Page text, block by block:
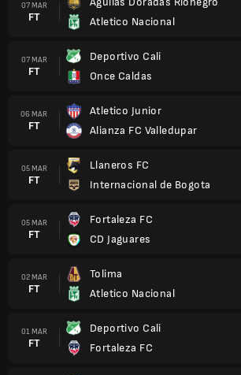
07 MAR
FT
Atletico Nacional
07 MAR
FT
Deportivo Cali
Once Caldas
06 MAR
FT
Atletico Junior
Alianza FC Valledupar
05 MAR
FT
Llaneros FC
Internacional de Bogota
05 MAR
FT
Fortaleza FC
CD Jaguares
02 MAR
FT
Tolima
Atletico Nacional
01 MAR
FT
Deportivo Cali
Fortaleza FC